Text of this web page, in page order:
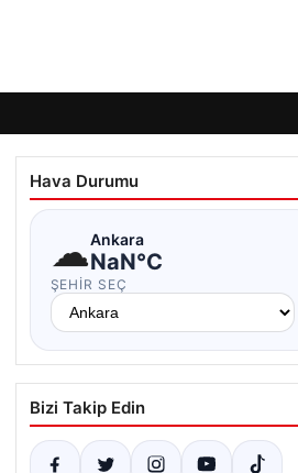
Hava Durumu
☁Ankara
NaN°C
ŞEHIR SEÇ
Bizi Takip Edin